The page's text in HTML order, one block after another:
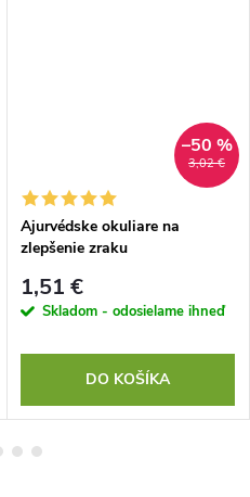
3,02 €
–50 %
Ajurvédske okuliare na
zlepšenie zraku
1,51 €
Skladom - odosielame ihneď
DO KOŠÍKA